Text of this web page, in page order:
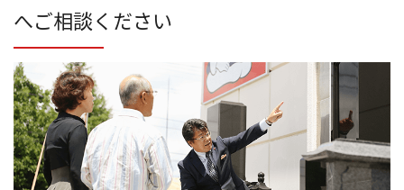
へご相談ください